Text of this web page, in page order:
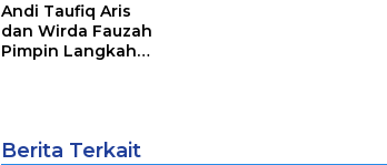
Andi Taufiq Aris
dan Wirda Fauzah
Pimpin Langkah
Berita Terkait